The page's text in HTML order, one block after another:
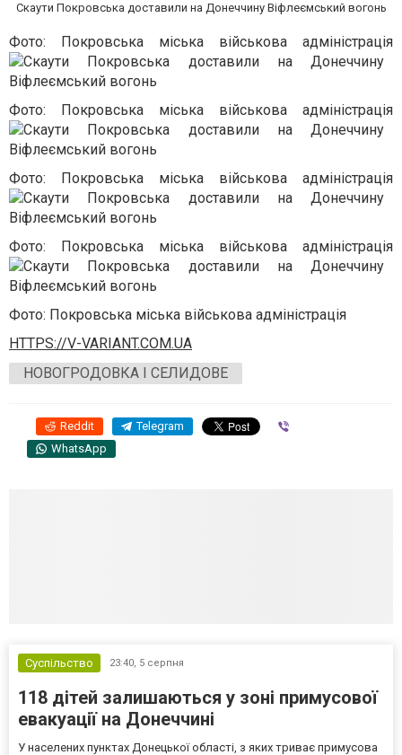
Скаути Покровська доставили на Донеччину Віфлеємський вогонь
Фото: Покровська міська військова адміністрація
Фото: Покровська міська військова адміністрація
Фото: Покровська міська військова адміністрація
Фото: Покровська міська військова адміністрація
Фото: Покровська міська військова адміністрація
HTTPS://V-VARIANT.COM.UA
НОВОГРОДОВКА І СЕЛИДОВЕ
Reddit Telegram
WhatsApp
Суспільство 23:40, 5 серпня
118 дітей залишаються у зоні примусової
евакуації на Донеччині
У населених пунктах Донецької області, з яких триває примусова